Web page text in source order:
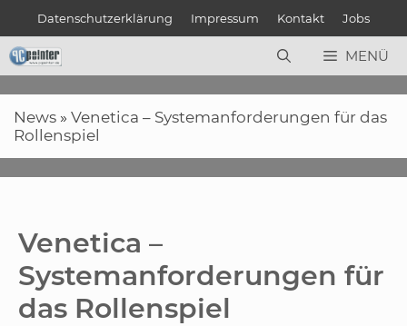
springen
Datenschutzerklärung Impressum Kontakt Jobs
MENÜ
News » Venetica – Systemanforderungen für das
Rollenspiel
Venetica –
Systemanforderungen für
das Rollenspiel